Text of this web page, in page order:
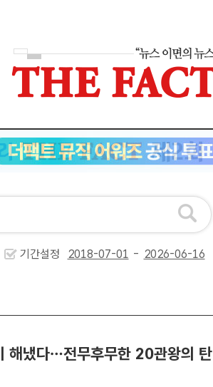
기간설정 -
해냈다…전무후무한 20관왕의 탄